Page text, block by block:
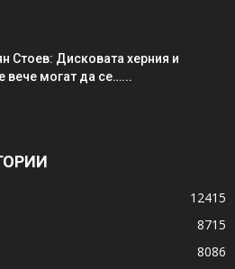
Стоев: Дисковата херния и
вече могат да се…...
12415
8715
8086